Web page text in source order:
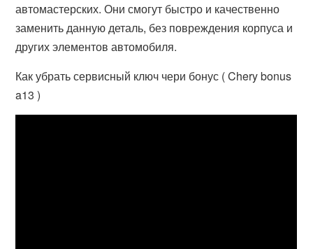
автомастерских. Они смогут быстро и качественно
заменить данную деталь, без повреждения корпуса и
других элементов автомобиля.
Как убрать сервисный ключ чери бонус ( Chery bonus
a13 )